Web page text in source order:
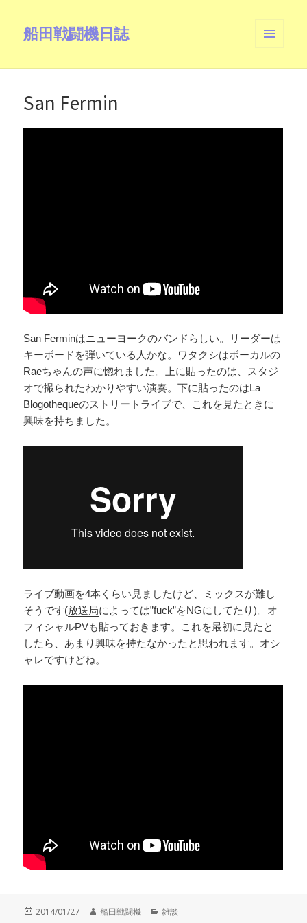
船田戦闘機日誌
ーとウ
San Fermin
San Ferminはニューヨークのバンドらしい。リーダーは
キーボードを弾いている人かな。ワタクシはボーカルの
Raeちゃんの声に惚れました。上に貼ったのは、スタジ
オで撮られたわかりやすい演奏。下に貼ったのはLa
Blogothequeのストリートライブで、これを見たときに
興味を持ちました。
ライブ動画を4本くらい見ましたけど、ミックスが難し
そうです(放送局によっては”fuck”をNGにしてたり)。オ
フィシャルPVも貼っておきます。これを最初に見たと
したら、あまり興味を持たなかったと思われます。オシ
ャレですけどね。
投
2014/01/27
作
船田戦闘機
カ
雑談